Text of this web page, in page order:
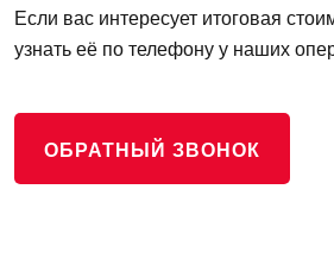
Если вас интересует итоговая
узнать её по телефону у наших
ОБРАТНЫЙ ЗВОНОК